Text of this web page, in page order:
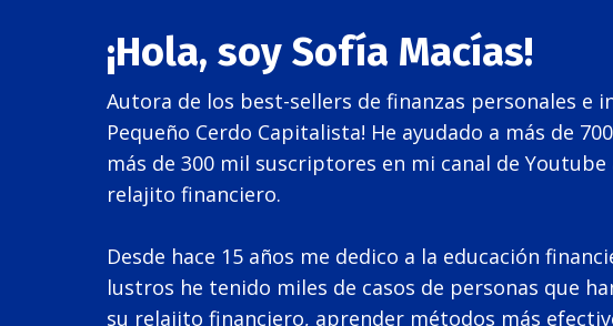
¡Hola, soy Sofía Macías!
Autora de los best-sellers de finanzas personales e
Pequeño Cerdo Capitalista! He ayudado a más de
más de 300 mil suscriptores en mi canal de
relajito financiero.
Desde hace 15 años me dedico a la educación
lustros he tenido miles de casos de personas que
su relajito financiero, aprender métodos más